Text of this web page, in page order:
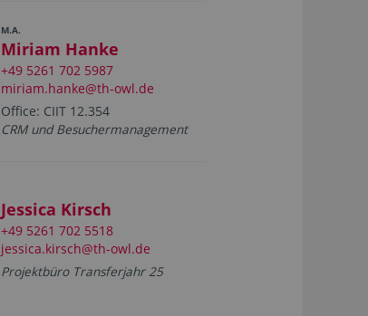
M.A.
Miriam Hanke
+49 5261 702 5987
miriam.hanke@th-owl.de
Office: CIIT 12.354
CRM und Besuchermanagement
Jessica Kirsch
+49 5261 702 5518
jessica.kirsch@th-owl.de
Projektbüro Transferjahr 25